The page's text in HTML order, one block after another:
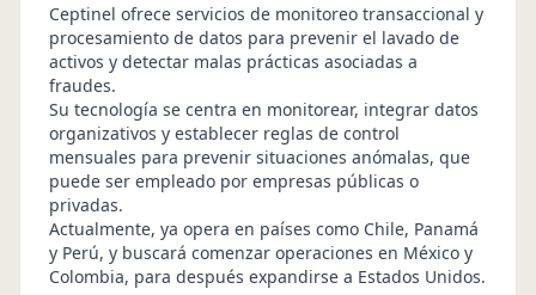
Ceptinel ofrece servicios de monitoreo transaccional y
procesamiento de datos para prevenir el lavado de
activos y detectar malas prácticas asociadas a
fraudes.
Su tecnología se centra en monitorear, integrar datos
organizativos y establecer reglas de control
mensuales para prevenir situaciones anómalas, que
puede ser empleado por empresas públicas o
privadas.
Actualmente, ya opera en países como Chile, Panamá
y Perú, y buscará comenzar operaciones en México y
Colombia, para después expandirse a Estados Unidos.